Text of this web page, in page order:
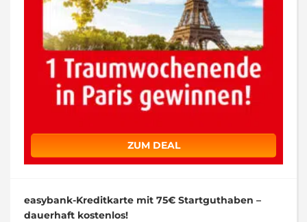
ZUM DEAL
easybank-Kreditkarte mit 75€ Startguthaben –
dauerhaft kostenlos!